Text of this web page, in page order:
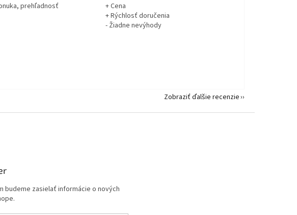
prehľadnosť
+ Cena
+ Rýchlosť doručenia
- Žiadne nevýhody
Zobraziť ďalšie recenzie
budeme zasielať informácie o nových